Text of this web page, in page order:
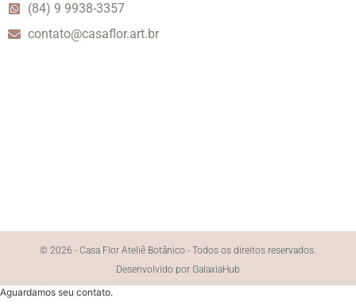
(84) 9 9938-3357
contato@casaflor.art.br
© 2026 - Casa Flor Ateliê Botânico - Todos os direitos reservados.
Desenvolvido por GalaxiaHub
Aguardamos seu contato.